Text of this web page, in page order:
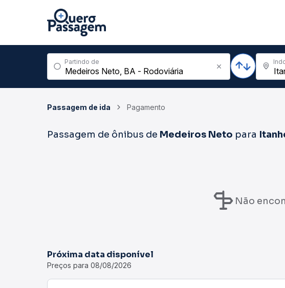
Partindo de
Passagem de ida Pagamento
Passagem de ônibus de Medeiros Neto para
Não
Próxima data disponível
Preços para 08/08/2026